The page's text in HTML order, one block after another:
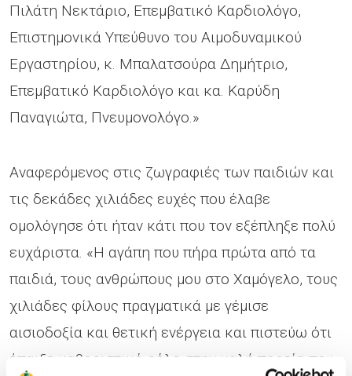
Πιλάτη Νεκτάριο, Επεμβατικό Καρδιολόγο,
Επιστημονικά Υπεύθυνο του Αιμοδυναμικού
Εργαστηρίου, κ. Μπαλατσούρα Δημήτριο,
Επεμβατικό Καρδιολόγο και κα. Καρύδη
Παναγιώτα, Πνευμονολόγο.»
Αναφερόμενος στις ζωγραφιές των παιδιών και
τις δεκάδες χιλιάδες ευχές που έλαβε
ομολόγησε ότι ήταν κάτι που τον εξέπληξε πολύ
ευχάριστα. «Η αγάπη που πήρα πρώτα από τα
παιδιά, τους ανθρώπους μου στο Χαμόγελο, τους
χιλιάδες φίλους πραγματικά με γέμισε
αισιοδοξία και θετική ενέργεια και πιστεύω ότι
έπαιξε καθοριστικό ρόλο στην καλή πορεία που